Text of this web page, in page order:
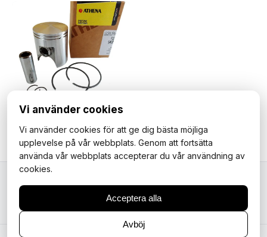
1 095 kr
Mopedfantasterna
Vi använder cookies
Vi använder cookies för att ge dig bästa möjliga
upplevelse på vår webbplats. Genom att fortsätta
använda vår webbplats accepterar du vår användning av
cookies.
Acceptera alla
Avböj